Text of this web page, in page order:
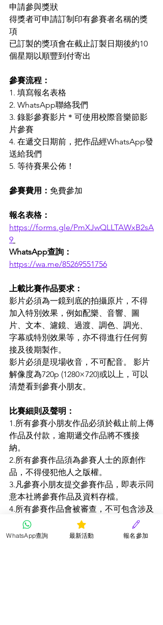
申請參與獎狀
得獎者可申請訂制印有參賽者名稱的獎
項
已訂製的獎項會在截止訂製日期後約10
個星期以順豐到付寄出
參賽流程：
1. 填寫報名表格
2. WhatsApp聯絡我們
3. 錄影參賽影片＊可使用校際音樂節影
片參賽
4. 在遞交日期前，把作品經WhatsApp發
送給我們
5. 等待賽果公佈！
參賽費用： 免費參加
報名表格：
https://forms.gle/PmXJwQLLTAWxB2sA
9
WhatsApp查詢：
https://wa.me/85269551756
上載比賽作品要求：
影片必須為一鏡到底的拍攝原片，不得
加入特別效果，例如配樂、音響、圖
片、文本、濾鏡、過渡、調色、調光、
字幕或特別效果等，亦不得進行任何剪
接及後期製作。
影片必須是現場收音，不可配音。 影片
解像度為720p (1280×720)或以上，可以
清楚看到參賽小朋友。
比賽細則及聲明：
1.所有參賽小朋友作品必須於截止前上傳
作品及付款，逾期遞交作品將不獲接
納。
2.所有參賽作品須為參賽人士的原創作
品，不得侵犯他人之版權。
3.凡參賽小朋友提交參賽作品，即表示同
意本社將參賽作品及資料存檔。
4.所有參賽作品會被審查，不可包含涉及
色情、暴力、政治、不良意識或商業宣
傳等成份，否則會取消其參賽資格而無
WhatsApp查詢 最新活動 報名參加